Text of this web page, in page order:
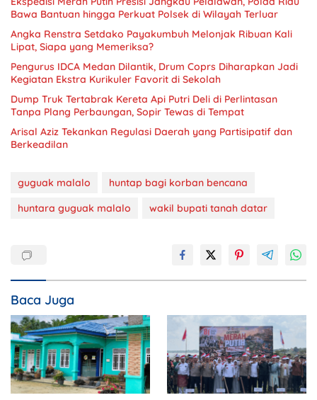
Bawa Bantuan hingga Perkuat Polsek di Wilayah Terluar
Angka Renstra Setdako Payakumbuh Melonjak Ribuan Kali
Lipat, Siapa yang Memeriksa?
Pengurus IDCA Medan Dilantik, Drum Coprs Diharapkan Jadi
Kegiatan Ekstra Kurikuler Favorit di Sekolah
Dump Truk Tertabrak Kereta Api Putri Deli di Perlintasan
Tanpa Plang Perbaungan, Sopir Tewas di Tempat
Arisal Aziz Tekankan Regulasi Daerah yang Partisipatif dan
Berkeadilan
guguak malalo
huntap bagi korban bencana
huntara guguak malalo
wakil bupati tanah datar
Baca Juga